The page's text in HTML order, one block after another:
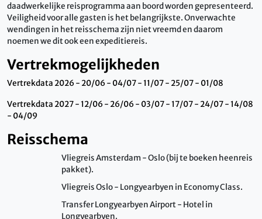
daadwerkelijke reisprogramma aan boord worden gepresenteerd.
Veiligheid voor alle gasten is het belangrijkste. Onverwachte
wendingen in het reisschema zijn niet vreemd en daarom
noemen we dit ook een expeditiereis.
Vertrekmogelijkheden
Vertrekdata 2026 - 20/06 - 04/07 - 11/07 - 25/07 - 01/08
Vertrekdata 2027 - 12/06 - 26/06 - 03/07 - 17/07 - 24/07 - 14/08
- 04/09
Reisschema
Vliegreis Amsterdam - Oslo (bij te boeken heenreis
pakket).
Vliegreis Oslo - Longyearbyen in Economy Class.
Transfer Longyearbyen Airport - Hotel in
Longyearbyen.